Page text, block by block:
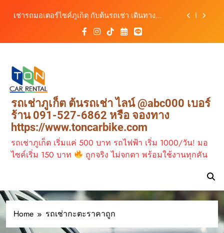
เช่ารถมอเตอร์ไซค์ภูเก็ต กับต้นรถเช่า เดินทาง
ต้นรถเช่า ครบทุกฟังก์ชันการใช้งาน ครบทุกประเภท
รถ ตอบโจทย์ทุกการเดินทางในภูเก็ต
สิงหาคม–ตุลาคม 2569
ต้นรถเช่าภูเก็ต บริการรถเช่าครบวงจร ราคาคุ้มค่า
เดินทางสะดวกทุกเส้นทาง
เช่ารถมอเตอร์ไซค์ภูเก็ต กับต้นรถเช่า เดินทาง
สะดวก ราคาประหยัด เริ่มต้นเพียง 150 บาท/วัน
ต้นรถเช่า ครบทุกฟังก์ชันการใช้งาน ครบทุกประเภท
รถ ตอบโจทย์ทุกการเดินทางในภูเก็ต
รถเช่าภูเก็ต ต้นรถเช่า ไลน์ @abc000 เบอร์
ร้าน 091-527-6862 หรือ จองทาง
https://www.toncarbike.com
รถเช่าภูเก็ต เริ่มแค่ 500 บาท รถไฟฟ้า เริ่ม 1000/วัน! มอ
ไซค์เริ่ม 150 บาท
ถูกจริง ไม่จกตา พร้อมใช้งานทุกคัน
Home รถเช่ากะตะราคาถูก